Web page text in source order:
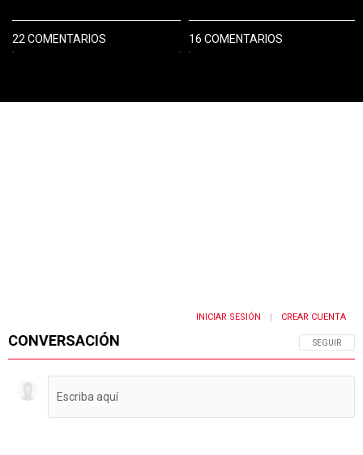
22 COMENTARIOS 16 COMENTARIOS
CONVERSACIÓN SIGA ESTA
SEGUIR
INICIAR SESIÓN CREAR CUENTA